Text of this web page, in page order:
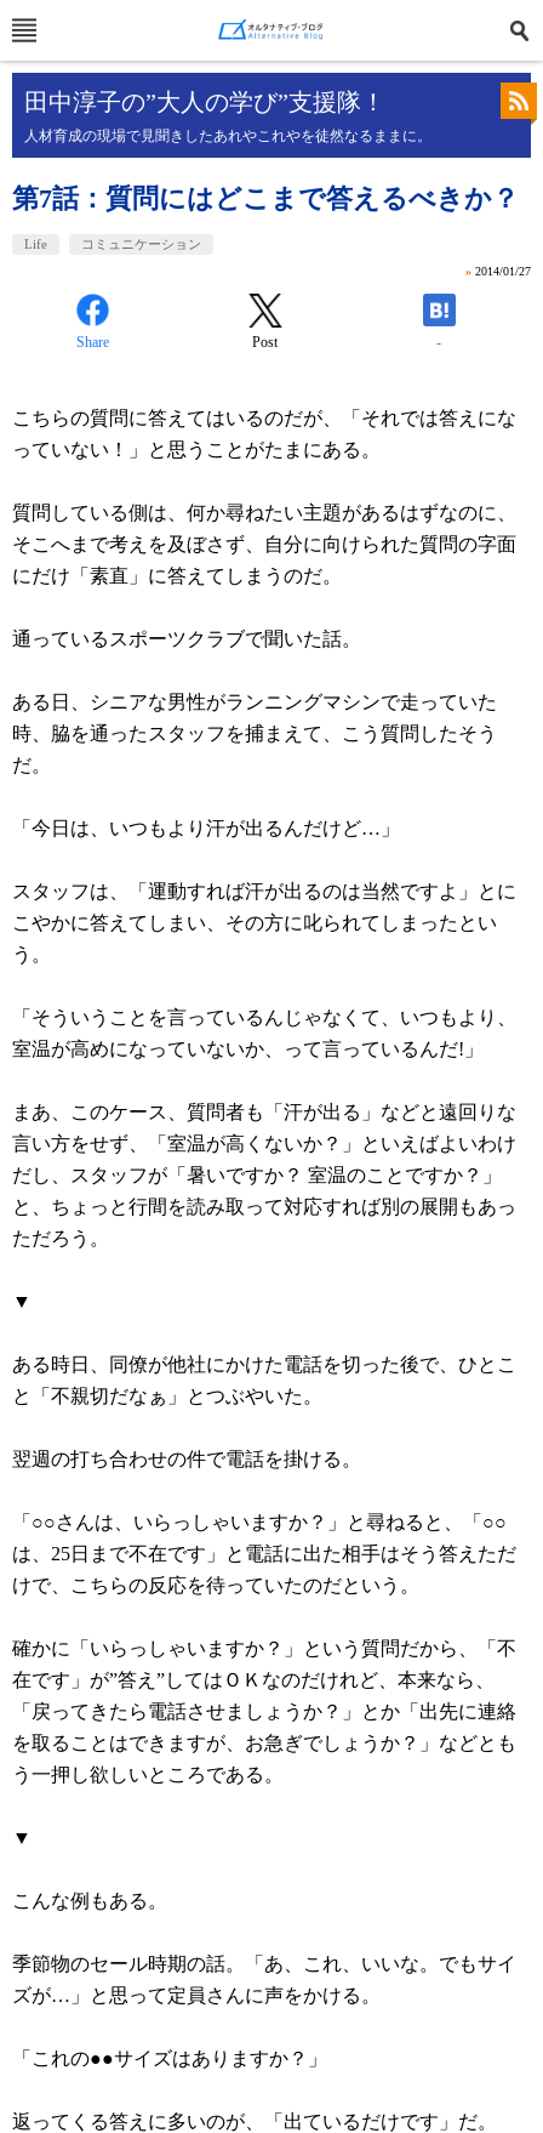
田中淳子の”大人の学び”支援隊！
人材育成の現場で見聞きしたあれやこれやを徒然なるままに。
第7話：質問にはどこまで答えるべきか？
Life コミュニケーション
» 2014/01/27
Share Post -
こちらの質問に答えてはいるのだが、「それでは答えにな
っていない！」と思うことがたまにある。
質問している側は、何か尋ねたい主題があるはずなのに、
そこへまで考えを及ぼさず、自分に向けられた質問の字面
にだけ「素直」に答えてしまうのだ。
通っているスポーツクラブで聞いた話。
ある日、シニアな男性がランニングマシンで走っていた
時、脇を通ったスタッフを捕まえて、こう質問したそう
だ。
「今日は、いつもより汗が出るんだけど…」
スタッフは、「運動すれば汗が出るのは当然ですよ」とに
こやかに答えてしまい、その方に叱られてしまったとい
う。
「そういうことを言っているんじゃなくて、いつもより、
室温が高めになっていないか、って言っているんだ!」
まあ、このケース、質問者も「汗が出る」などと遠回りな
言い方をせず、「室温が高くないか？」といえばよいわけ
だし、スタッフが「暑いですか？ 室温のことですか？」
と、ちょっと行間を読み取って対応すれば別の展開もあっ
ただろう。
▼
ある時日、同僚が他社にかけた電話を切った後で、ひとこ
と「不親切だなぁ」とつぶやいた。
翌週の打ち合わせの件で電話を掛ける。
「○○さんは、いらっしゃいますか？」と尋ねると、「○○
は、25日まで不在です」と電話に出た相手はそう答えただ
けで、こちらの反応を待っていたのだという。
確かに「いらっしゃいますか？」という質問だから、「不
在です」が”答え”してはＯＫなのだけれど、本来なら、
「戻ってきたら電話させましょうか？」とか「出先に連絡
を取ることはできますが、お急ぎでしょうか？」などとも
う一押し欲しいところである。
▼
こんな例もある。
季節物のセール時期の話。「あ、これ、いいな。でもサイ
ズが…」と思って定員さんに声をかける。
「これの●●サイズはありますか？」
返ってくる答えに多いのが、「出ているだけです」だ。